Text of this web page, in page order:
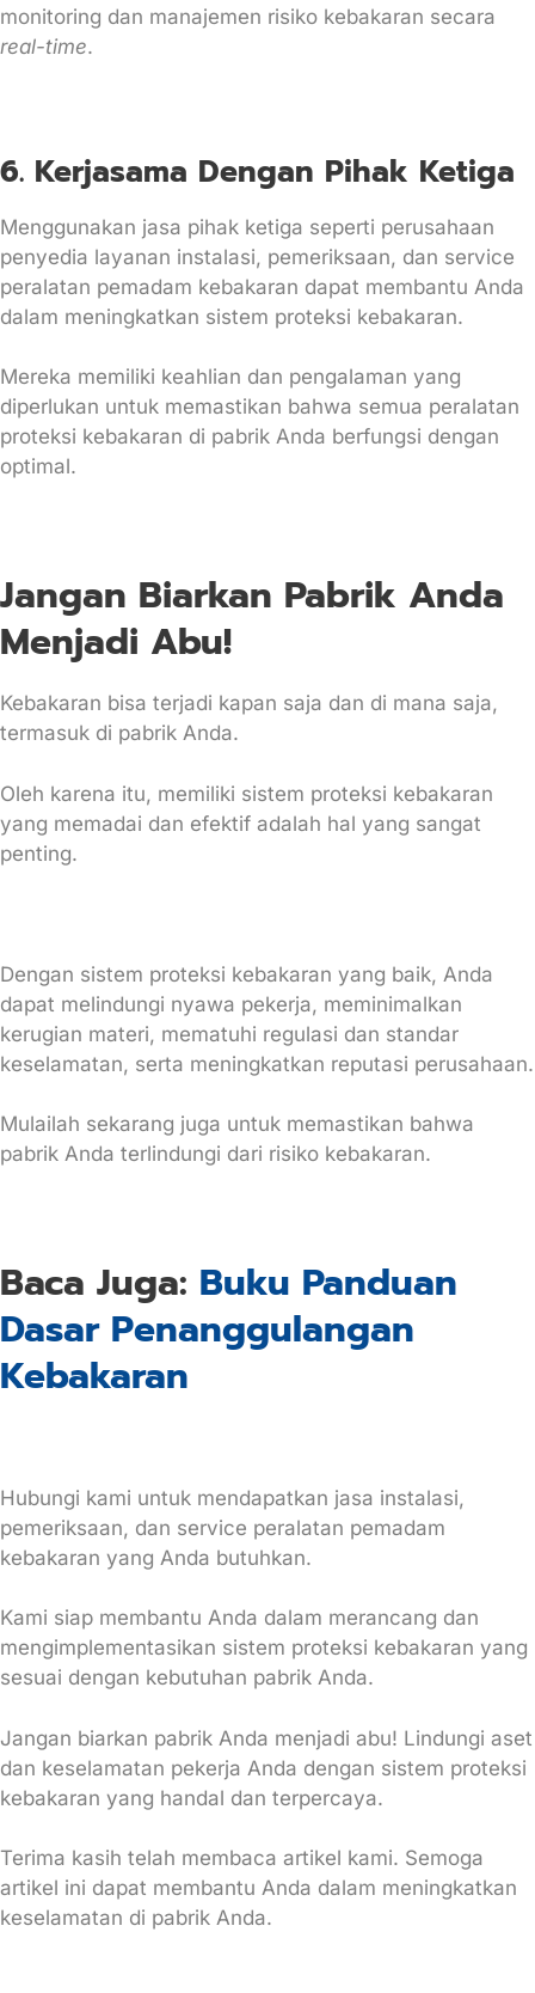
monitoring dan manajemen risiko kebakaran secara
real-time.
6. Kerjasama Dengan Pihak Ketiga
Menggunakan jasa pihak ketiga seperti perusahaan
penyedia layanan instalasi, pemeriksaan, dan service
peralatan pemadam kebakaran dapat membantu Anda
dalam meningkatkan sistem proteksi kebakaran.
Mereka memiliki keahlian dan pengalaman yang
diperlukan untuk memastikan bahwa semua peralatan
proteksi kebakaran di pabrik Anda berfungsi dengan
optimal.
Jangan Biarkan Pabrik Anda
Menjadi Abu!
Kebakaran bisa terjadi kapan saja dan di mana saja,
termasuk di pabrik Anda.
Oleh karena itu, memiliki sistem proteksi kebakaran
yang memadai dan efektif adalah hal yang sangat
penting.
Dengan sistem proteksi kebakaran yang baik, Anda
dapat melindungi nyawa pekerja, meminimalkan
kerugian materi, mematuhi regulasi dan standar
keselamatan, serta meningkatkan reputasi perusahaan.
Mulailah sekarang juga untuk memastikan bahwa
pabrik Anda terlindungi dari risiko kebakaran.
Baca Juga: Buku Panduan
Dasar Penanggulangan
Kebakaran
Hubungi kami untuk mendapatkan jasa instalasi,
pemeriksaan, dan service peralatan pemadam
kebakaran yang Anda butuhkan.
Kami siap membantu Anda dalam merancang dan
mengimplementasikan sistem proteksi kebakaran yang
sesuai dengan kebutuhan pabrik Anda.
Jangan biarkan pabrik Anda menjadi abu! Lindungi aset
dan keselamatan pekerja Anda dengan sistem proteksi
kebakaran yang handal dan terpercaya.
Terima kasih telah membaca artikel kami. Semoga
artikel ini dapat membantu Anda dalam meningkatkan
keselamatan di pabrik Anda.